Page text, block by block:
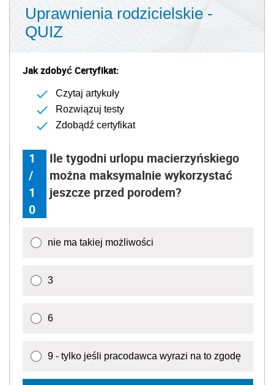
Uprawnienia rodzicielskie -
QUIZ
Jak zdobyć Certyfikat:
Czytaj artykuły
Rozwiązuj testy
Zdobądź certyfikat
1
/
1
0
Ile tygodni urlopu macierzyńskiego
można maksymalnie wykorzystać
jeszcze przed porodem?
nie ma takiej możliwości
3
6
9 - tylko jeśli pracodawca wyrazi na to zgodę